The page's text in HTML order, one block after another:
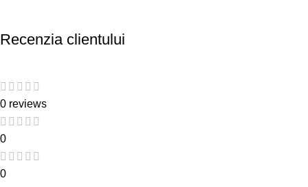
Recenzia clientului
0 reviews
0
0